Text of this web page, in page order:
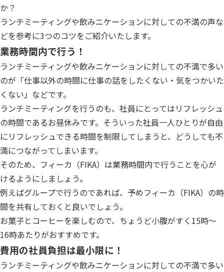
か？
ランチミーティングや飲みニケーションに対しての不満の声な
どを参考に3つのコツをご紹介いたします。
業務時間内で行う！
ランチミーティングや飲みニケーションに対しての不満で多い
のが「仕事以外の時間に仕事の話をしたくない・気をつかいた
くない」などです。
ランチミーティングを行うのも、社員にとってはリフレッシュ
の時間であるお昼休みです。そういった社員一人ひとりが自由
にリフレッシュできる時間を制限してしまうと、どうしても不
満につながってしまいます。
そのため、フィーカ（FIKA）は業務時間内で行うことを心が
けるようにしましょう。
例えばグループで行うのであれば、予めフィーカ（FIKA）の時
間を共有しておくと良いでしょう。
お菓子とコーヒーを楽しむので、ちょうど小腹がすく15時〜
16時あたりがおすすめです。
費用の社員負担は最小限に！
ランチミーティングや飲みニケーションに対しての不満で多い